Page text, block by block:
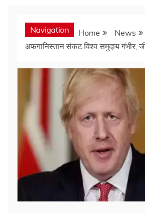
Navigation Home
News
अफगानिस्तान संकट विश्व समुदाय